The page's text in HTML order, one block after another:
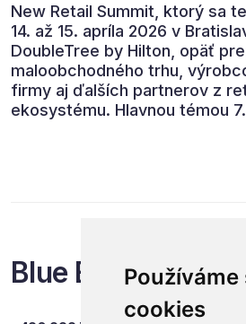
cookies
New Retail Summit, ktorý sa
14. až 15. apríla 2026 v
DoubleTree by Hilton, opäť
maloobchodného trhu,
firmy aj ďalších partnerov z
ekosystému. Hlavnou témou
Blue Events